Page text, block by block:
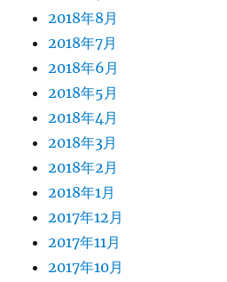
2018年8月
2018年7月
2018年6月
2018年5月
2018年4月
2018年3月
2018年2月
2018年1月
2017年12月
2017年11月
2017年10月